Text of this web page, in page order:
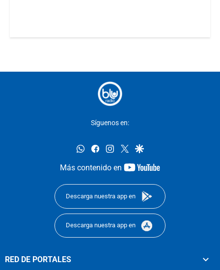
Síguenos en:
whatsappfacebookinstagram
twittergoogle
Más contenido en
youtube-
Descarga nuestra app en
Descarga nuestra app en
RED DE PORTALES